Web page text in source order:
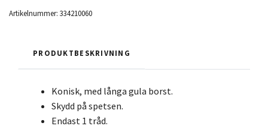
Artikelnummer: 334210060
PRODUKTBESKRIVNING
Konisk, med långa gula borst.
Skydd på spetsen.
Endast 1 tråd.